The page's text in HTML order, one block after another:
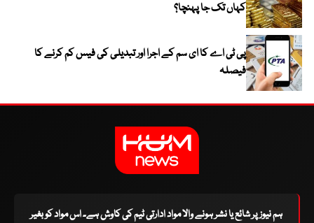
کہاں تک جا پہنچا؟
پی ٹی اے کا ای سم کے اجرا اور تبدیلی کی فیس کم کرنے کا
فیصلہ
ہم نیوز پر شائع یا نشر ہونے والا مواد ادارتی ٹیم کی کاوش ہے۔ اس مواد کو بغیر